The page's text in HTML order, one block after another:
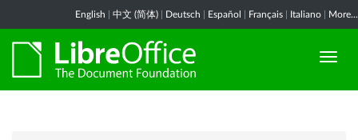
English 中文 (简体) Deutsch Español Français Italiano More...